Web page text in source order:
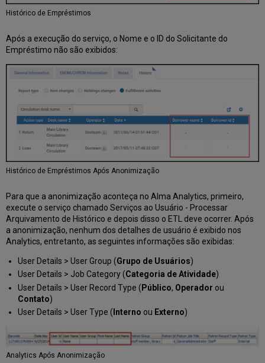
Histórico de Empréstimos
Após a execução do serviço, o Nome e o ID do Solicitante do
Empréstimo não são exibidos:
Histórico de Empréstimos Após Anonimização
Para que a anonimização aconteça no Alma Analytics, primeiro,
execute o serviço chamado Serviços ao Usuário - Processar
Arquivamento de Histórico e depois disso o ETL deve ocorrer. Após
a anonimização, nenhum dos detalhes de usuário é exibido nos
Analytics, entretanto, as seguintes informações são exibidas:
User Details > User Group (Grupo de Usuários)
User Details > Job Category (Categoria de Atividade)
User Details > User Record Type ( Público, Operador ou
Contato)
User Details > User Type ( Interno ou Externo)
Analytics Após Anonimização